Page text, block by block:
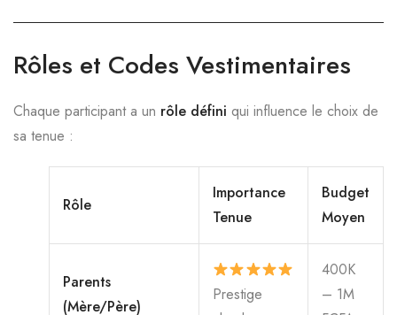
Rôles et Codes Vestimentaires
Chaque participant a un rôle défini qui influence le choix de
sa tenue :
Rôle
Importance
Tenue
Budget
Moyen
Parents
(Mère/Père)
Prestige
400K
– 1M